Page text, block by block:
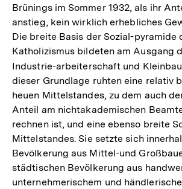
Brünings im Sommer 1932, als ihr
anstieg, kein wirklich erhebliches
Die breite Basis der Sozial-pyramide
Katholizismus bildeten am Ausgang
Industrie-arbeiterschaft und
dieser Grundlage ruhten eine relativ
heuen Mittelstandes, zu dem auch
Anteil am nichtakademischen
rechnen ist, und eine ebenso breite
Mittelstandes. Sie setzte sich
Bevölkerung aus Mittel-und
städtischen Bevölkerung aus
unternehmerischem und